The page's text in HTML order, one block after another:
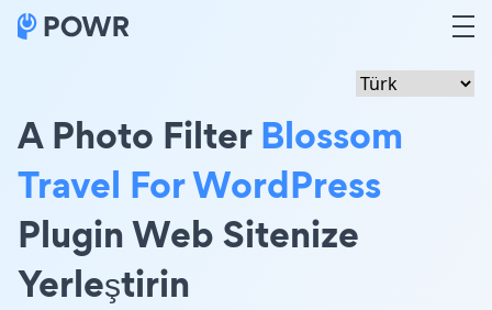
A Photo FilterBlossom
Travel For WordPress
Plugin Web Sitenize
Yerleştirin